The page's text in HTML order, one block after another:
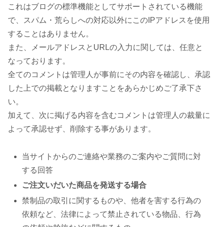
これはブログの標準機能としてサポートされている機能
で、スパム・荒らしへの対応以外にこのIPアドレスを使用
することはありません。
また、メールアドレスとURLの入力に関しては、任意と
なっております。
全てのコメントは管理人が事前にその内容を確認し、承認
した上での掲載となりますことをあらかじめご了承下さ
い。
加えて、次に掲げる内容を含むコメントは管理人の裁量に
よって承認せず、削除する事があります。
当サイトからのご連絡や業務のご案内やご質問に対
する回答
ご注文いだいた商品を発送する場合
禁制品の取引に関するものや、他者を害する行為の
依頼など、法律によって禁止されている物品、行為